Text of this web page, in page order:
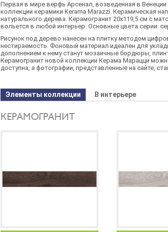
Первая в мире верфь Арсенал, возведенная в
коллекции керамики Kerama Marazzi. Керамическая
натурального дерева. Керамогранит 20х119,5 см с
вольется в любой интерьер. Основные цвета серии:
Рисунок под дерево нанесен на плитку методом
нестираемость. Фоновый материал идеален для
дополнением к нему станут мозаичные бордюры,
Керамогранит новой коллекции Керама Марацци
доступна, а фотографии, представленные на сайте,
Элементы коллекции В интерьере
КЕРАМОГРАНИТ